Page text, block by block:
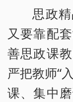
思政
又要靠配
善思政课
严把教师“
课、集中